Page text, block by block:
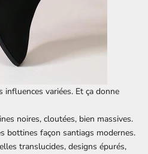
influences variées. Et ça donne
noires, cloutées, bien massives.
bottines façon santiags modernes.
translucides, designs épurés,